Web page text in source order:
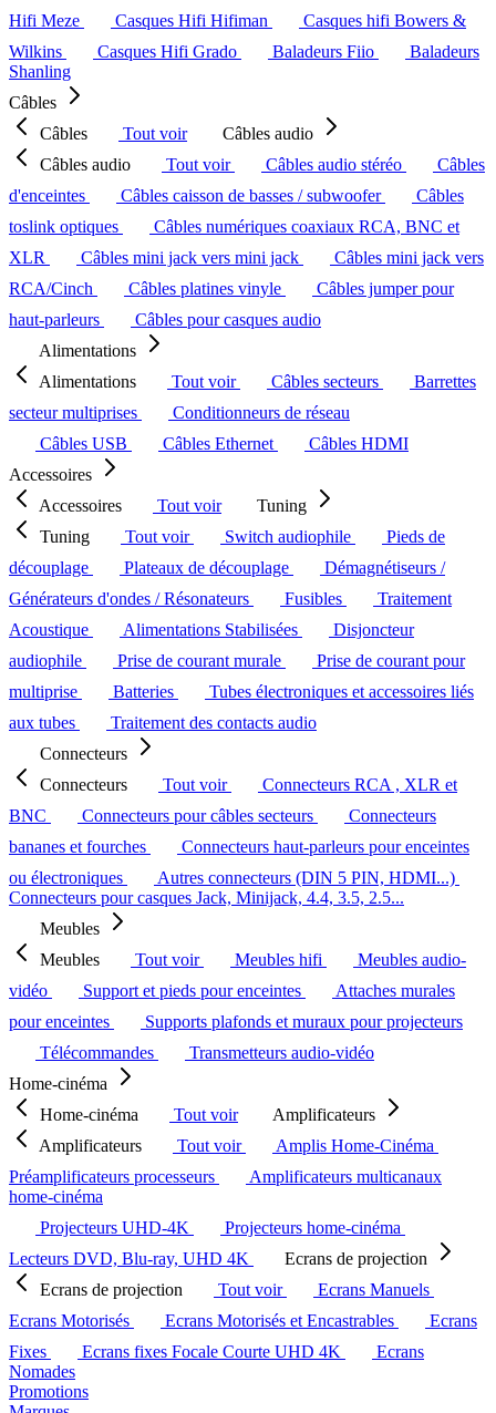
Hifi Meze
Casques Hifi Hifiman
Casques hifi Bowers &
Wilkins
Casques Hifi Grado Baladeurs Fiio
Baladeurs
Shanling
Câbles
Câbles
Tout voir
Câbles audio
Câbles audio
Tout voir Câbles audio stéréo
Câbles
d'enceintes
Câbles caisson de basses / subwoofer
Câbles
toslink optiques
Câbles numériques coaxiaux RCA, BNC et
XLR
Câbles mini jack vers mini jack
Câbles mini jack vers
RCA/Cinch
Câbles platines vinyle
Câbles jumper pour
haut-parleurs
Câbles pour casques audio
Alimentations
Alimentations
Tout voir Câbles secteurs
Barrettes
secteur multiprises
Conditionneurs de réseau
Câbles USB
Câbles Ethernet
Câbles HDMI
Accessoires
Accessoires
Tout voir
Tuning
Tuning
Tout voir Switch audiophile
Pieds de
découplage
Plateaux de découplage
Démagnétiseurs /
Générateurs d'ondes / Résonateurs
Fusibles
Traitement
Acoustique
Alimentations Stabilisées
Disjoncteur
audiophile
Prise de courant murale
Prise de courant pour
multiprise
Batteries
Tubes électroniques et accessoires liés
aux tubes
Traitement des contacts audio
Connecteurs
Connecteurs
Tout voir
Connecteurs RCA , XLR et
BNC
Connecteurs pour câbles secteurs
Connecteurs
bananes et fourches
Connecteurs haut-parleurs pour enceintes
ou électroniques
Autres connecteurs (DIN 5 PIN, HDMI...)
Connecteurs pour casques Jack, Minijack, 4.4, 3.5, 2.5...
Meubles
Meubles
Tout voir Meubles hifi
Meubles audio-
vidéo
Support et pieds pour enceintes
Attaches murales
pour enceintes
Supports plafonds et muraux pour projecteurs
Télécommandes
Transmetteurs audio-vidéo
Home-cinéma
Home-cinéma
Tout voir
Amplificateurs
Amplificateurs
Tout voir
Amplis Home-Cinéma
Préamplificateurs processeurs
Amplificateurs multicanaux
home-cinéma
Projecteurs UHD-4K
Projecteurs home-cinéma
Lecteurs DVD, Blu-ray, UHD 4K
Ecrans de projection
Ecrans de projection
Tout voir
Ecrans Manuels
Ecrans Motorisés
Ecrans Motorisés et Encastrables
Ecrans
Fixes
Ecrans fixes Focale Courte UHD 4K
Ecrans
Nomades
Promotions